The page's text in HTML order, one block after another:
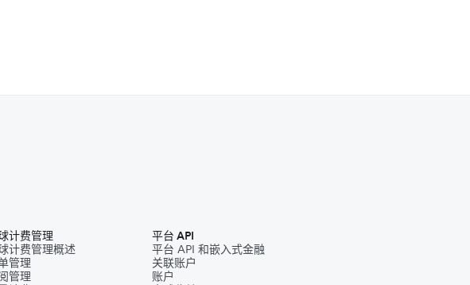
计费管理
计费管理概述
管理
管理
平台 API
平台 API 和嵌入式金融
关联账户
账户